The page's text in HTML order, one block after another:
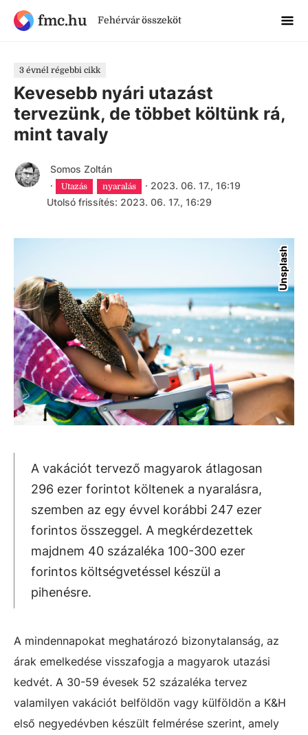
fmc.hu Fehérvár összeköt
3 évnél régebbi cikk
Kevesebb nyári utazást
tervezünk, de többet költünk rá,
mint tavaly
Somos Zoltán
·
Utazás nyaralás · 2023. 06. 17., 16:19
Utolsó frissítés: 2023. 06. 17., 16:29
Unsplash
A vakációt tervező magyarok átlagosan
296 ezer forintot költenek a nyaralásra,
szemben az egy évvel korábbi 247 ezer
forintos összeggel. A megkérdezettek
majdnem 40 százaléka 100-300 ezer
forintos költségvetéssel készül a
pihenésre.
A mindennapokat meghatározó bizonytalanság, az
árak emelkedése visszafogja a magyarok utazási
kedvét. A 30-59 évesek 52 százaléka tervez
valamilyen vakációt belföldön vagy külföldön a K&H
első negyedévben készült felmérése szerint, amely